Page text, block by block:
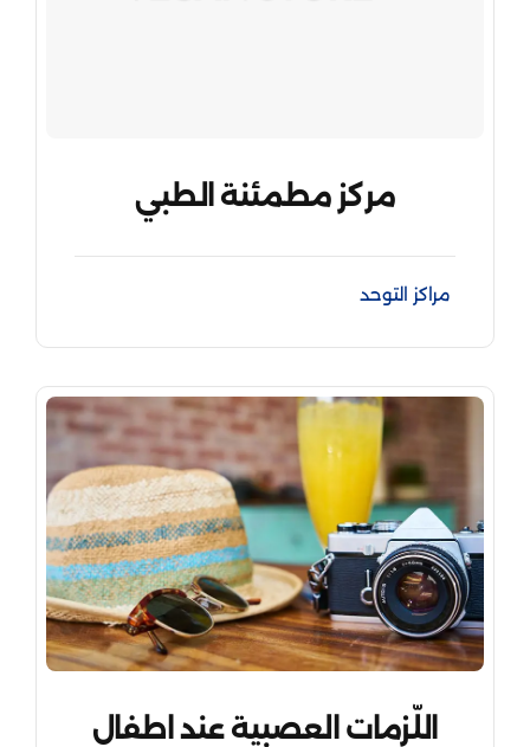
مركز مطمئنة الطبي
مراكز التوحد
اللّزمات العصبية عند اطفال